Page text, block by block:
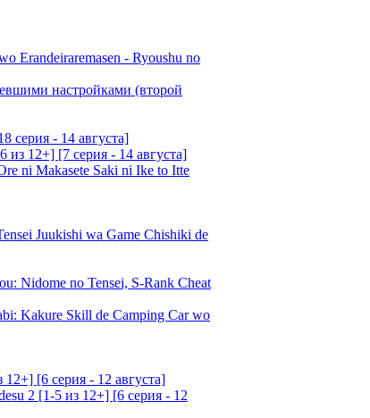
Erandeiraremasen - Ryoushu no
настройками (второй
серия - 14 августа]
из 12+] [7 серия - 14 августа]
ni Makasete Saki ni Ike to Itte
Juukishi wa Game Chishiki de
Nidome no Tensei, S-Rank Cheat
Kakure Skill de Camping Car wo
[6 серия - 12 августа]
2 [1-5 из 12+] [6 серия - 12